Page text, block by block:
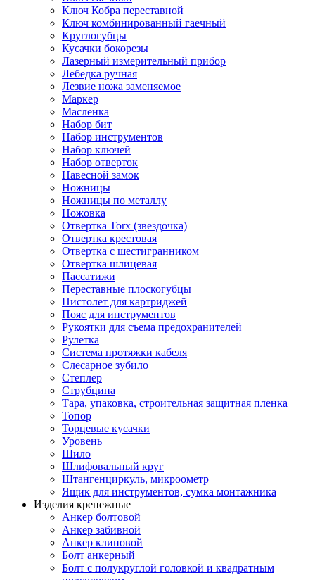
Ключ Кобра переставной
Ключ комбинированный гаечный
Круглогубцы
Кусачки бокорезы
Лазерный измерительный прибор
Лебедка ручная
Лезвие ножа заменяемое
Маркер
Масленка
Набор бит
Набор инструментов
Набор ключей
Набор отверток
Навесной замок
Ножницы
Ножницы по металлу
Ножовка
Отвертка Torx (звездочка)
Отвертка крестовая
Отвертка с шестигранником
Отвертка шлицевая
Пассатижи
Переставные плоскогубцы
Пистолет для картриджей
Пояс для инструментов
Рукоятки для съема предохранителей
Рулетка
Система протяжки кабеля
Слесарное зубило
Степлер
Струбцина
Тара, упаковка, строительная защитная пленка
Топор
Торцевые кусачки
Уровень
Шило
Шлифовальный круг
Штангенциркуль, микроометр
Ящик для инструментов, сумка монтажника
Изделия крепежные
Анкер болтовой
Анкер забивной
Анкер клиновой
Болт анкерный
Болт с полукруглой головкой и квадратным